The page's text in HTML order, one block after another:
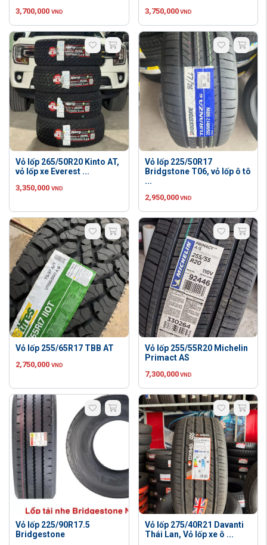
3,700,000 VND 3,750,000 VND
Vỏ lốp 265/50R20 Kinto AT,
vỏ lốp xe Everest ...
3,350,000 VND
Vỏ lốp 225/50R17
Bridgstone T06, vỏ lốp ô tô
...
2,950,000 VND
Vỏ lốp 255/65R17 TBB AT
2,750,000 VND
Vỏ lốp 255/55R20 Michelin
Primact AS
7,300,000 VND
Vỏ lốp 225/90R17.5
Bridgestone
Vỏ lốp 275/40R21 Davanti
Thái Lan, Vỏ lốp xe ô ...